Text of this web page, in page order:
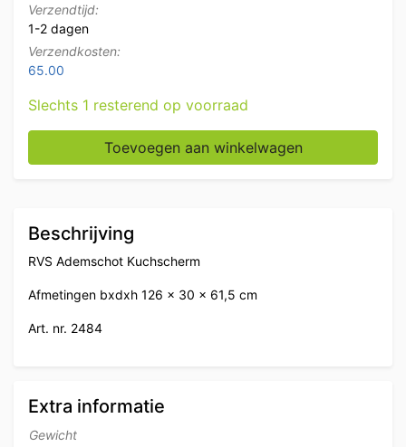
Verzendtijd:
1-2 dagen
Verzendkosten:
65.00
Slechts 1 resterend op voorraad
RVS Ademschot kuchscherm 126 cm Horeca aantal
Toevoegen aan winkelwagen
Beschrijving
RVS Ademschot Kuchscherm
Afmetingen bxdxh 126 x 30 x 61,5 cm
Art. nr. 2484
Extra informatie
Gewicht